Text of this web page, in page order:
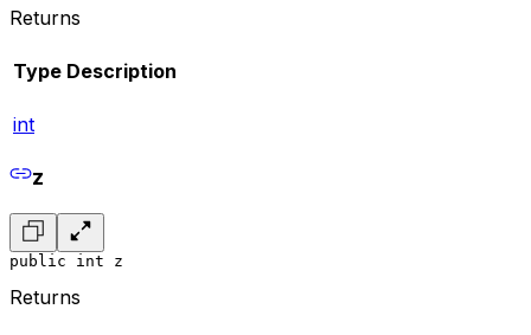
Returns
Type Description
int
z
public int z
Returns